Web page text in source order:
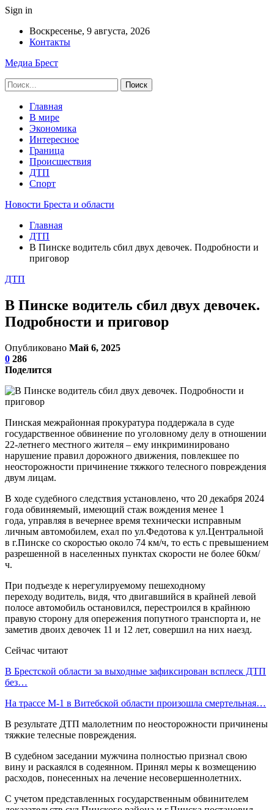
Sign in
Воскресенье, 9 августа, 2026
Контакты
Медиа Брест
Главная
В мире
Экономика
Интересное
Граница
Происшествия
ДТП
Спорт
Новости Бреста и области
Главная
ДТП
В Пинске водитель сбил двух девочек. Подробности и
приговор
ДТП
В Пинске водитель сбил двух девочек.
Подробности и приговор
Опубликовано Май 6, 2025
0 286
Поделится
Пинская межрайонная прокуратура поддержала в суде
государственное обвинение по уголовному делу в отношении
22-летнего местного жителя – ему инкриминировано
нарушение правил дорожного движения, повлекшее по
неосторожности причинение тяжкого телесного повреждения
двум лицам.
В ходе судебного следствия установлено, что 20 декабря 2024
года обвиняемый, имеющий стаж вождения менее 1
года, управляя в вечернее время технически исправным
личным автомобилем, ехал по ул.Федотова к ул.Центральной
в г.Пинске со скоростью около 74 км/ч, то есть с превышением
разрешенной в населенных пунктах скорости не более 60км/
ч.
При подъезде к нерегулируемому пешеходному
переходу водитель, видя, что двигавшийся в крайней левой
полосе автомобиль остановился, перестроился в крайнюю
правую сторону для опережения попутного транспорта и, не
заметив двоих девочек 11 и 12 лет, совершил на них наезд.
Сейчас читают
В Брестской области за выходные зафиксирован всплеск ДТП
без…
На трассе М-1 в Витебской области произошла смертельная…
В результате ДТП малолетним по неосторожности причинены
тяжкие телесные повреждения.
В судебном заседании мужчина полностью признал свою
вину и раскаялся в содеянном. Принял меры к возмещению
расходов, понесенных на лечение несовершеннолетних.
С учетом представленных государственным обвинителем